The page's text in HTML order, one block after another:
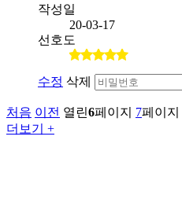
작성일
20-03-17
선호도
수정 삭제
처음 이전 열린6페이지 7페이지
더보기 +